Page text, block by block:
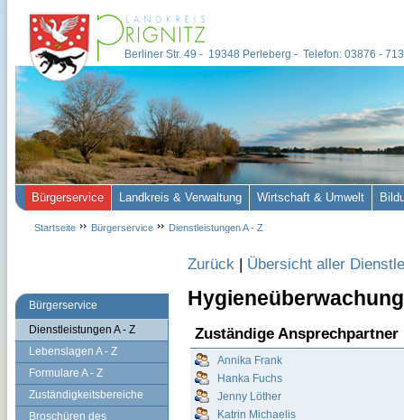
Bürgerservice
Dienstleistungen A - Z
Lebenslagen A - Z
Formulare A - Z
Zuständigkeitsbereiche
Broschüren des
Zurück | Übersicht aller
Hygieneüberwachung
Zuständige Ansprechpartner
Annika Frank
Hanka Fuchs
Jenny Löther
Katrin Michaelis
Berliner Str. 49 - 19348 Perleberg - Telefon: 03876 -
Bürgerservice Landkreis & Verwaltung Wirtschaft & Umwelt
Startseite Bürgerservice Dienstleistungen A - Z